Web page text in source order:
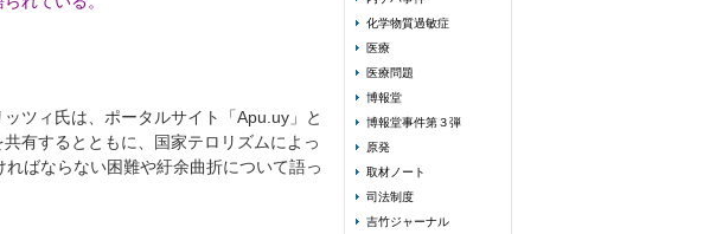
ツィ氏は、ポータルサイト「Apu.uy」と
有するとともに、国家テロリズムによっ
ばならない困難や紆余曲折について語っ
化学物質過敏症
医療
医療問題
博報堂
博報堂事件第３弾
原発
取材ノート
司法制度
吉竹ジャーナル